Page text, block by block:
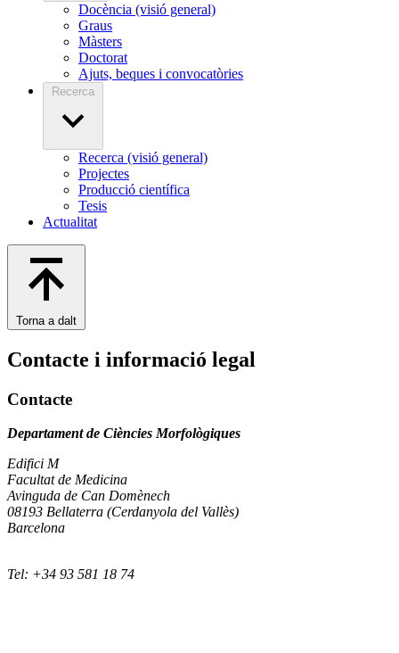
Docència (visió general)
Graus
Màsters
Doctorat
Ajuts, beques i convocatòries
Recerca
Recerca (visió general)
Projectes
Producció científica
Tesis
Actualitat
Torna a dalt
Contacte i informació legal
Contacte
Departament de Ciències Morfològiques
Edifici M
Facultat de Medicina
Avinguda de Can Domènech
08193 Bellaterra (Cerdanyola del Vallès)
Barcelona
Tel: +34 93 581 18 74